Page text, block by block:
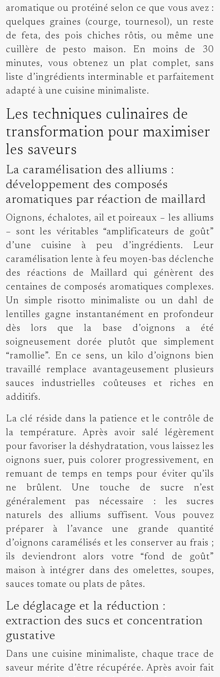
aromatique ou protéiné selon ce que vous avez :
quelques graines (courge, tournesol), un reste
de feta, des pois chiches rôtis, ou même une
cuillère de pesto maison. En moins de 30
minutes, vous obtenez un plat complet, sans
liste d’ingrédients interminable et parfaitement
adapté à une cuisine minimaliste.
Les techniques culinaires de
transformation pour maximiser
les saveurs
La caramélisation des alliums :
développement des composés
aromatiques par réaction de maillard
Oignons, échalotes, ail et poireaux – les alliums
– sont les véritables “amplificateurs de goût”
d’une cuisine à peu d’ingrédients. Leur
caramélisation lente à feu moyen-bas déclenche
des réactions de Maillard qui génèrent des
centaines de composés aromatiques complexes.
Un simple risotto minimaliste ou un dahl de
lentilles gagne instantanément en profondeur
dès lors que la base d’oignons a été
soigneusement dorée plutôt que simplement
“ramollie”. En ce sens, un kilo d’oignons bien
travaillé remplace avantageusement plusieurs
sauces industrielles coûteuses et riches en
additifs.
La clé réside dans la patience et le contrôle de
la température. Après avoir salé légèrement
pour favoriser la déshydratation, vous laissez les
oignons suer, puis colorer progressivement, en
remuant de temps en temps pour éviter qu’ils
ne brûlent. Une touche de sucre n’est
généralement pas nécessaire : les sucres
naturels des alliums suffisent. Vous pouvez
préparer à l’avance une grande quantité
d’oignons caramélisés et les conserver au frais ;
ils deviendront alors votre “fond de goût”
maison à intégrer dans des omelettes, soupes,
sauces tomate ou plats de pâtes.
Le déglacage et la réduction :
extraction des sucs et concentration
gustative
Dans une cuisine minimaliste, chaque trace de
saveur mérite d’être récupérée. Après avoir fait